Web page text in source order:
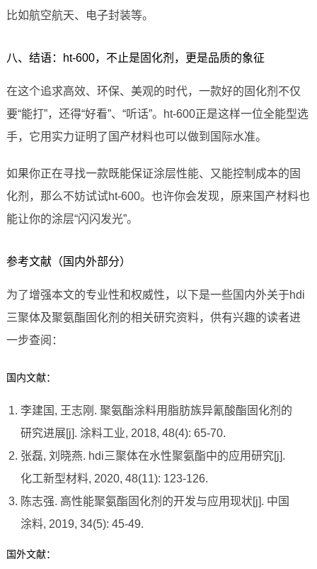
比如航空航天、电子封装等。
八、结语：ht-600，不止是固化剂，更是品质的象征
在这个追求高效、环保、美观的时代，一款好的固化剂不仅
要“能打”，还得“好看”、“听话”。ht-600正是这样一位全能型选
手，它用实力证明了国产材料也可以做到国际水准。
如果你正在寻找一款既能保证涂层性能、又能控制成本的固
化剂，那么不妨试试ht-600。也许你会发现，原来国产材料也
能让你的涂层“闪闪发光”。
参考文献（国内外部分）
为了增强本文的专业性和权威性，以下是一些国内外关于hdi
三聚体及聚氨酯固化剂的相关研究资料，供有兴趣的读者进
一步查阅：
国内文献：
李建国, 王志刚. 聚氨酯涂料用脂肪族异氰酸酯固化剂的
研究进展[j]. 涂料工业, 2018, 48(4): 65-70.
张磊, 刘晓燕. hdi三聚体在水性聚氨酯中的应用研究[j].
化工新型材料, 2020, 48(11): 123-126.
陈志强. 高性能聚氨酯固化剂的开发与应用现状[j]. 中国
涂料, 2019, 34(5): 45-49.
国外文献：